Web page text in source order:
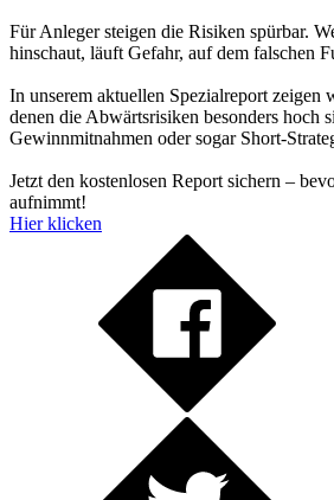
Für Anleger steigen die Risiken spürbar.
hinschaut, läuft Gefahr, auf dem falschen
In unserem aktuellen Spezialreport zeigen
denen die Abwärtsrisiken besonders hoch
Gewinnmitnahmen oder sogar Short-
Jetzt den kostenlosen Report sichern –
aufnimmt!
Hier klicken